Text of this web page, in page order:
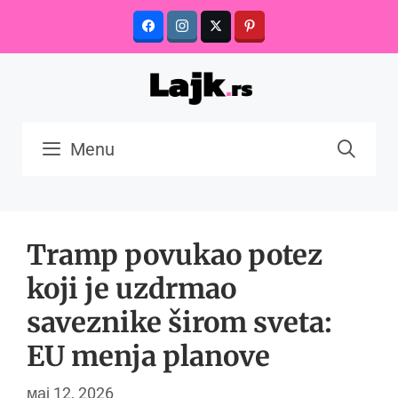
content
Menu
Tramp povukao potez
koji je uzdrmao
saveznike širom sveta:
EU menja planove
мај 12, 2026